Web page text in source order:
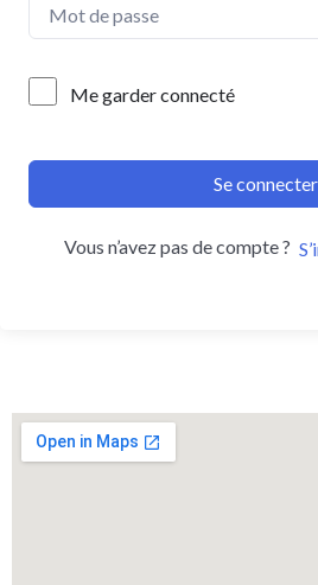
Me garder connecté
Se connecter
Vous n’avez pas de compte ?